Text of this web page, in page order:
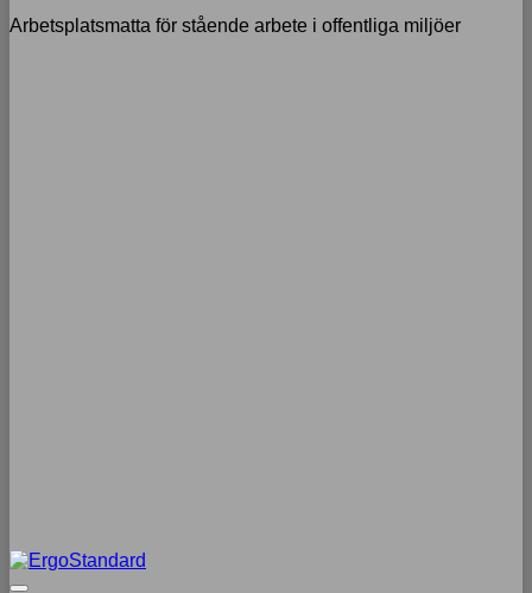
Arbetsplatsmatta för stående arbete i offentliga miljöer